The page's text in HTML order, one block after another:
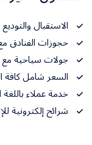
الاستقبال
حجوزات الفنادق مع
جولات سياحية
السعر شامل كافة
خدمة عملاء باللغة
شرائح إلكترونية